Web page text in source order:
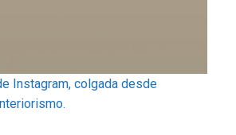
Instagram, colgada desde